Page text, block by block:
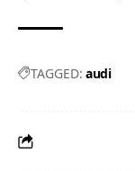
TAGGED: audi